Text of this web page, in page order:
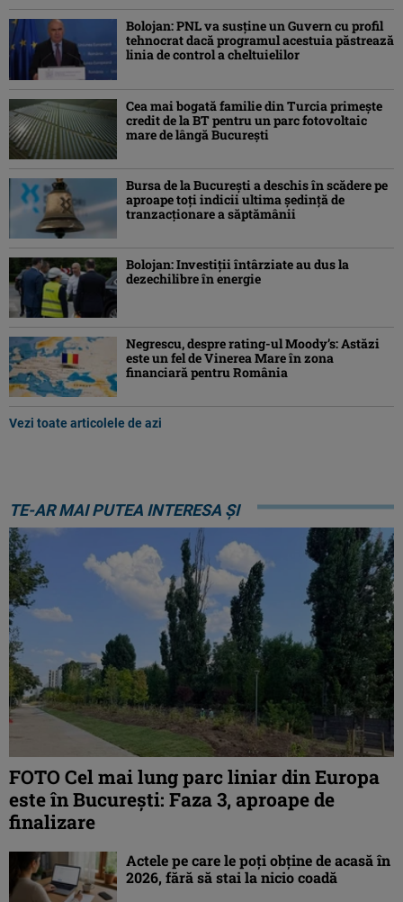
Bolojan: PNL va susţine un Guvern cu profil
tehnocrat dacă programul acestuia păstrează
linia de control a cheltuielilor
Cea mai bogată familie din Turcia primește
credit de la BT pentru un parc fotovoltaic
mare de lângă București
Bursa de la Bucureşti a deschis în scădere pe
aproape toţi indicii ultima şedinţă de
tranzacţionare a săptămânii
Bolojan: Investiţii întârziate au dus la
dezechilibre în energie
Negrescu, despre rating-ul Moody’s: Astăzi
este un fel de Vinerea Mare în zona
financiară pentru România
Vezi toate articolele de azi
TE-AR MAI PUTEA INTERESA ȘI
FOTO Cel mai lung parc liniar din Europa
este în București: Faza 3, aproape de
finalizare
Actele pe care le poți obține de acasă în
2026, fără să stai la nicio coadă